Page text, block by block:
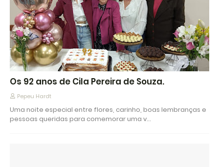
Os 92 anos de Cila Pereira de Souza.
Pepeu Hardt
Uma noite especial entre flores, carinho, boas lembranças e
pessoas queridas para comemorar uma v…